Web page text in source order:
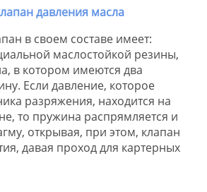
в своем составе имеет:
маслостойкой резины,
в котором имеются два
Если давление, которое
разряжения, находится на
то пружина распрямляется и
открывая, при этом, клапан
давая проход для картерных